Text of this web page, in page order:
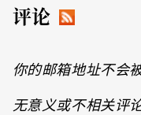
评论
你的邮箱地址不会
无意义或不相关评